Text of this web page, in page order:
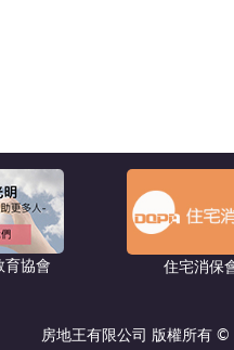
育協會 住宅消保
房地王有限公司 版權所有 ©